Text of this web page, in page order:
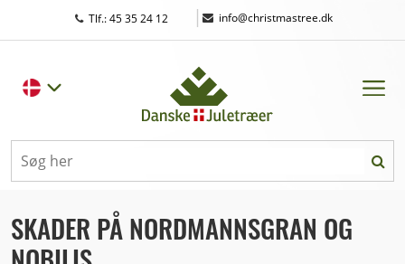
Tlf.: 45 35 24 12 | info@christmastree.dk
SKADER PÅ NORDMANNSGRAN OG